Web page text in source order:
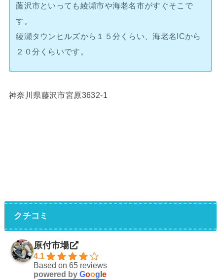
藤沢市といっても綾瀬市や海老名市がすぐそこで
す。
綾瀬タウンヒルズから１５分くらい、海老名ICから
２０分くらいです。
神奈川県藤沢市宮原3632-1
クチコミ
原付市場
4.1
Based on 65 reviews
powered by Goog e